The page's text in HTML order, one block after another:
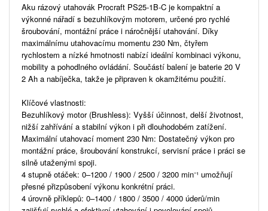
Aku rázový utahovák Procraft PS25-1B-C je kompaktní a
výkonné nářadí s bezuhlíkovým motorem, určené pro rychlé
šroubování, montážní práce i náročnější utahování. Díky
maximálnímu utahovacímu momentu 230 Nm, čtyřem
rychlostem a nízké hmotnosti nabízí ideální kombinaci výkonu,
mobility a pohodlného ovládání. Součástí balení je baterie 20 V
2 Ah a nabíječka, takže je připraven k okamžitému použití.
Klíčové vlastnosti:
Bezuhlíkový motor (Brushless): Vyšší účinnost, delší životnost,
nižší zahřívání a stabilní výkon i při dlouhodobém zatížení.
Maximální utahovací moment 230 Nm: Dostatečný výkon pro
montážní práce, šroubování konstrukcí, servisní práce i práci se
silně utaženými spoji.
4 stupně otáček: 0–1200 / 1900 / 2500 / 3200 min⁻¹ umožňují
přesné přizpůsobení výkonu konkrétní práci.
4 úrovně příklepů: 0–1400 / 1800 / 3500 / 4000 úderů/min